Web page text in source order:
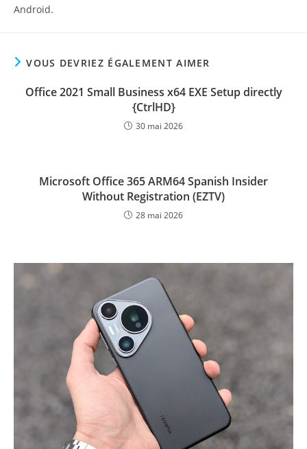
Android.
VOUS DEVRIEZ ÉGALEMENT AIMER
Office 2021 Small Business x64 EXE Setup directly
{CtrlHD}
30 mai 2026
Microsoft Office 365 ARM64 Spanish Insider
Without Registration (EZTV)
28 mai 2026